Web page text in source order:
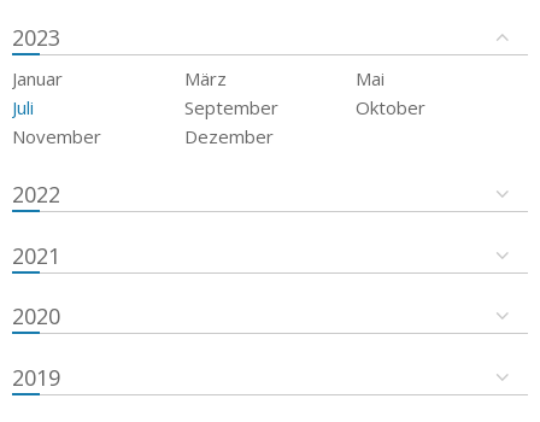
2023
Januar März
Mai
Juli
September
Oktober
November
Dezember
2022
2021
2020
2019